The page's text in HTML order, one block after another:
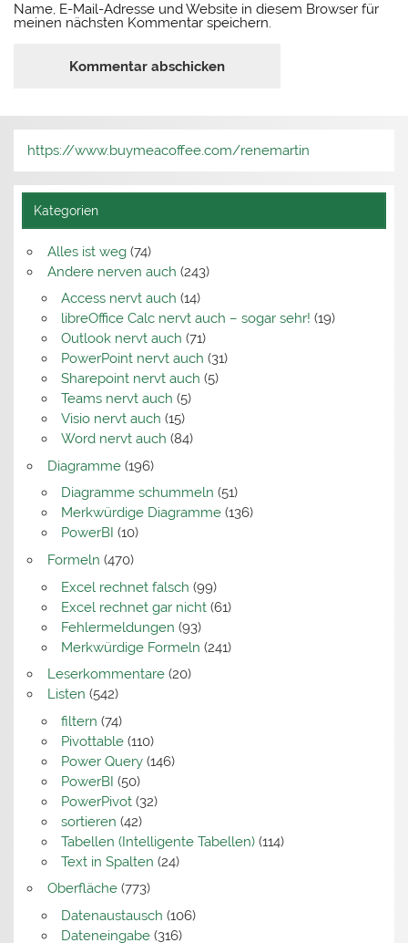
Name, E-Mail-Adresse und Website in diesem Browser für
meinen nächsten Kommentar speichern.
https://www.buymeacoffee.com/renemartin
Kategorien
Alles ist weg(74)
Andere nerven auch (243)
Access nervt auch (14)
libreOffice Calc nervt auch – sogar sehr! (19)
Outlook nervt auch (71)
PowerPoint nervt auch (31)
Sharepoint nervt auch (5)
Teams nervt auch (5)
Visio nervt auch (15)
Word nervt auch (84)
Diagramme(196)
Diagramme schummeln (51)
Merkwürdige Diagramme(136)
PowerBI (10)
Formeln (470)
Excel rechnet falsch (99)
Excel rechnet gar nicht(61)
Fehlermeldungen (93)
Merkwürdige Formeln (241)
Leserkommentare(20)
Listen (542)
filtern (74)
Pivottable(110)
Power Query(146)
PowerBI (50)
PowerPivot(32)
sortieren (42)
Tabellen (Intelligente Tabellen)(114)
Text in Spalten (24)
Oberfläche(773)
Datenaustausch (106)
Dateneingabe(316)